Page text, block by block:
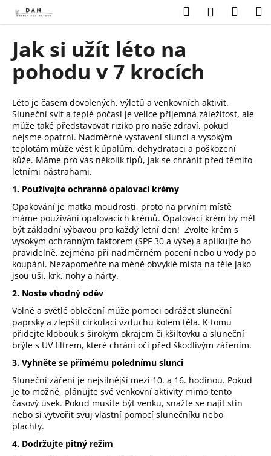
obsah
HledatPřihlášení
Jak si užít léto na
pohodu v 7 krocích
Léto je časem dovolených, výletů a venkovních aktivit.
Sluneční svit a teplé počasí je velice příjemná záležitost, ale
může také představovat riziko pro naše zdraví, pokud
nejsme opatrní. Nadměrné vystavení slunci a vysokým
teplotám může vést k úpalům, dehydrataci a poškození
kůže. Máme pro vás několik tipů, jak se chránit před těmito
letními nástrahami.
1. Používejte ochranné opalovací krémy
Opakování je matka moudrosti, proto na prvním místě
máme používání opalovacích krémů. Opalovací krém by měl
být základní výbavou pro každý letní den! Zvolte krém s
vysokým ochranným faktorem (SPF 30 a výše) a aplikujte ho
pravidelně, zejména při nadměrném pocení nebo u vody po
koupání. Nezapomeňte na méně obvyklé místa na těle jako
jsou uši, krk, nohy a nárty.
2. Noste vhodný oděv
Volné a světlé oblečení může pomoci odrážet sluneční
paprsky a zlepšit cirkulaci vzduchu kolem těla. K tomu
přidejte klobouk s širokým okrajem či kšiltovku a sluneční
brýle s UV filtrem, které chrání oči před škodlivým zářením.
3. Vyhněte se přímému polednímu slunci
Sluneční záření je nejsilnější mezi 10. a 16. hodinou. Pokud
je to možné, plánujte své venkovní aktivity mimo tento
časový úsek. Pokud musíte být venku, snažte se najít stín
nebo si vytvořit svůj vlastní pomocí slunečníku nebo
plachty.
4. Dodržujte pitný režim
o
C
o
p
o
t
ř
e
b
u
j
e
t
e
n
a
j
í
t
?
HLEDAT